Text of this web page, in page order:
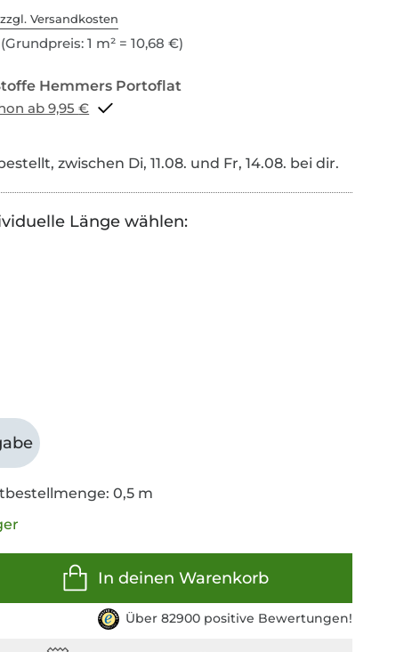
zzgl. Versandkosten
(Grundpreis: 1 m² = 10,68 €)
Portoflat schon ab 9,95 €
zwischen Di, 11.08. und Fr, 14.08. bei dir.
Länge wählen:
0,5 m
In deinen Warenkorb
Über 82900 positive Bewertungen!